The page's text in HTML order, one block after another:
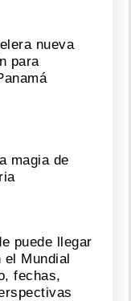
nueva
para
magia de
puede llegar
el Mundial
fechas,